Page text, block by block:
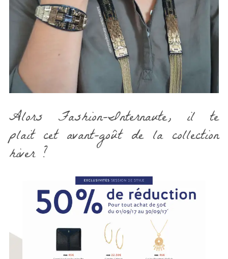
Alors Fashion-Internaute, il te
plait cet avant-goût de la collection
hiver ?